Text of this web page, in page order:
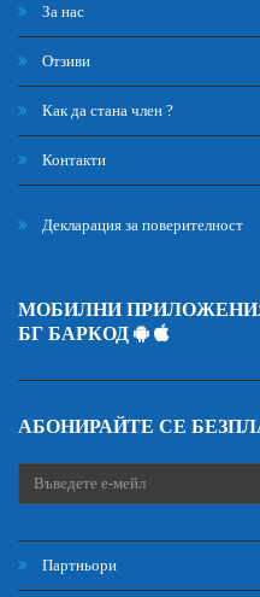
За нас
Отзиви
Как да стана член ?
Контакти
Декларация за поверителност
МОБИЛНИ
БГ БАРКОД
АБОНИРАЙТЕ СЕ
Партньори